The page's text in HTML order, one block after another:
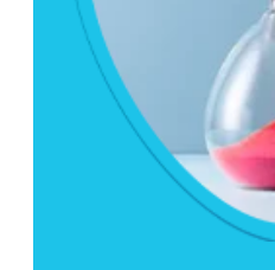
صف‌ها
تلفنی بیش از تعداد پرسنل
استفاده می شود. وضعیت
اعلام می کند و می توان
و یا هر متن صوتی پخش شود.